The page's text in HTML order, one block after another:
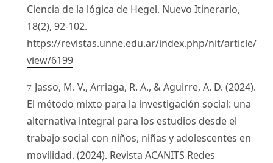
Ciencia de la lógica de Hegel. Nuevo Itinerario,
18(2), 92-102.
https://revistas.unne.edu.ar/index.php/nit/article/
view/6199
Jasso, M. V., Arriaga, R. A., & Aguirre, A. D. (2024).
El método mixto para la investigación social: una
alternativa integral para los estudios desde el
trabajo social con niños, niñas y adolescentes en
movilidad. (2024). Revista ACANITS Redes